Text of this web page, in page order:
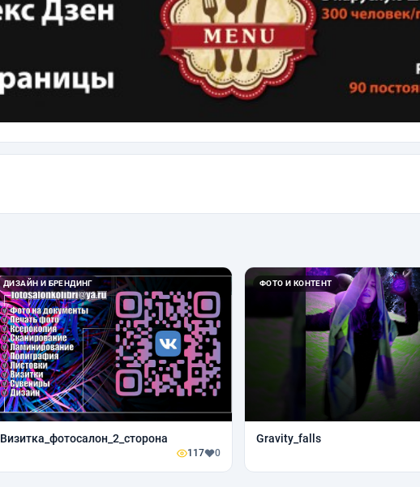
ДИЗАЙН И БРЕНДИНГ
Визитка_фотосалон_2_сторона
117 0
ФОТО И КОНТЕНТ
Gravity_falls